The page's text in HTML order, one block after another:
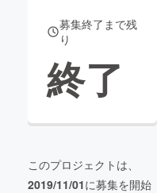
募集終了まで残
り
終了
このプロジェクトは、
2019/11/01に募集を開始